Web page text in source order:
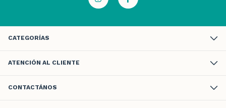
CATEGORÍAS
ATENCIÓN AL CLIENTE
CONTACTÁNOS